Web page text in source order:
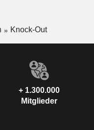
Knock-Out
+ 1.300.000
Mitglieder